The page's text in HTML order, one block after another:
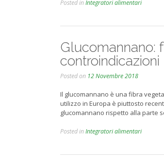
Posted inIntegratori alimentari
Glucomannano:
controindicazioni
Posted on 12 Novembre 2018
Il glucomannano è una fibra
utilizzo in Europa è piuttosto
glucomannano rispetto alla parte
Posted inIntegratori alimentari